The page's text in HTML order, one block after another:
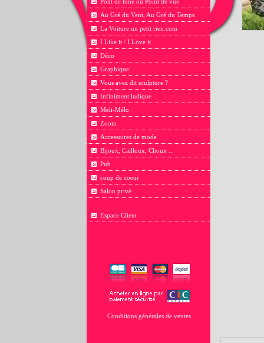
Au Gré du Vent, Au Gré du Temps
La Voiture un petit rien.com
I Like it / I Love it
Déco
Graphique
Vous avez dit sculpture ?
Infiniment ludique
Meli-Mélo
Zoom
Accessoires de mode
Bijoux, Cailloux, Choux ...
Pub
coup de coeur
Salon privé
Espace Client
Conditions générales de ventes